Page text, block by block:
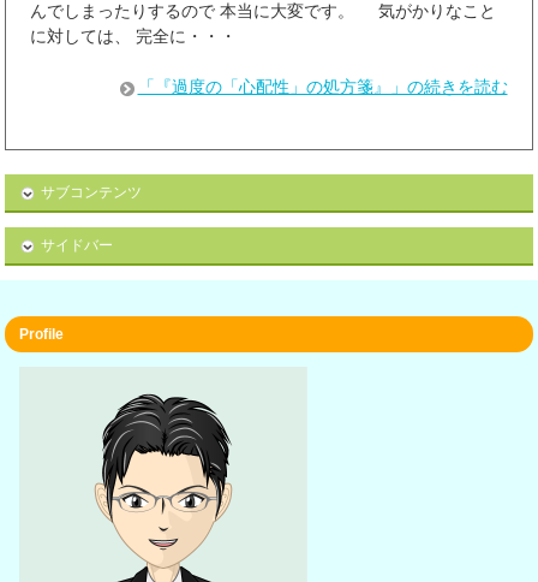
んでしまったりするので 本当に大変です。 気がかりなこと
に対しては、 完全に・・・
「『過度の「心配性」の処方箋』」の続きを読む
サブコンテンツ
サイドバー
Profile